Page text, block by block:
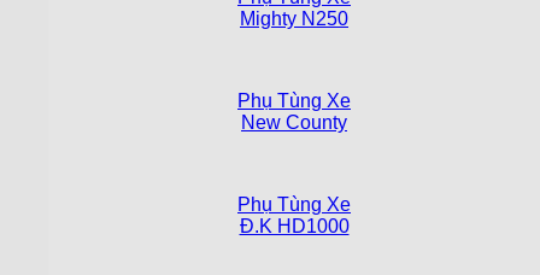
Mighty N250
Phụ Tùng Xe
New County
Phụ Tùng Xe
Đ.K HD1000